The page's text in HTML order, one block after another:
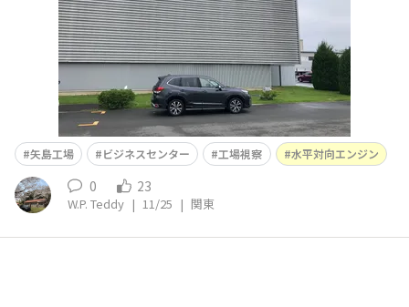
矢島工場 ビジネスセンター 工場視察 水平対向エンジン
0 23
W.P. Teddy | 11/25 | 関東